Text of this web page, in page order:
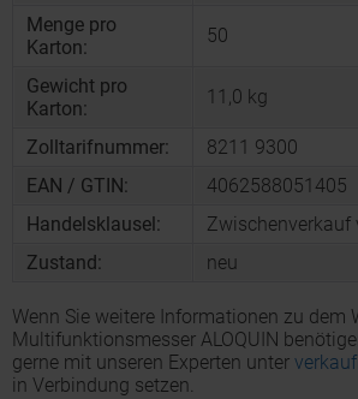
Menge pro
Karton:
50
Gewicht pro
Karton:
11,0 kg
Zolltarifnummer:
8211 9300
EAN / GTIN:
4062588051405
Handelsklausel:
Zwischenverkauf
Zustand:
neu
Wenn Sie weitere Informationen zu dem
Multifunktionsmesser ALOQUIN
gerne mit unseren Experten unter
in Verbindung setzen.